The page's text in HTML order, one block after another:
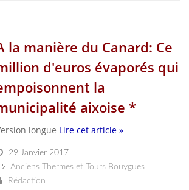
la manière du Canard: Ce
d'euros évaporés qui
la
aixoise *
longue Lire cet article »
29 Janvier 2017
Anciens Thermes et Tours Bouygues
Rédaction